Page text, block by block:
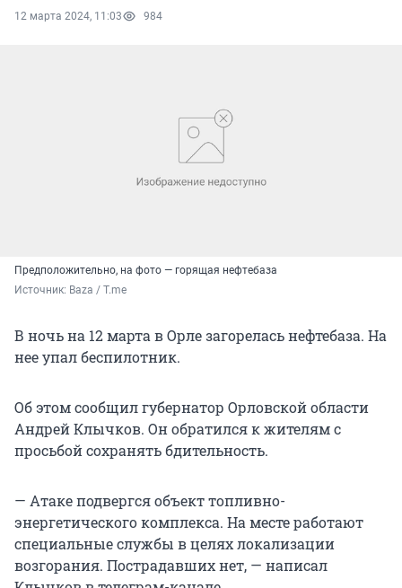
12 марта 2024, 11:03 984
Предположительно, на фото — горящая нефтебаза
Источник: Baza / T.me
В ночь на 12 марта в Орле загорелась нефтебаза. На
нее упал беспилотник.
Об этом сообщил губернатор Орловской области
Андрей Клычков. Он обратился к жителям с
просьбой сохранять бдительность.
— Атаке подвергся объект топливно-
энергетического комплекса. На месте работают
специальные службы в целях локализации
возгорания. Пострадавших нет, — написал